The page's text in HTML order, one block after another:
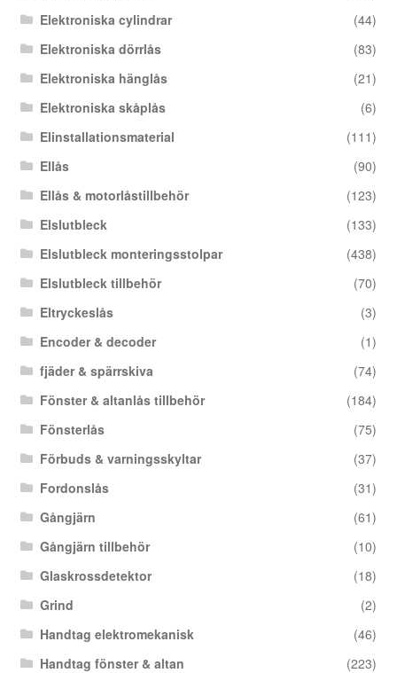
Elektroniska cylindrar
(44)
Elektroniska dörrlås
(83)
Elektroniska hänglås
(21)
Elektroniska skåplås
(6)
Elinstallationsmaterial
(111)
Ellås
(90)
Ellås & motorlåstillbehör
(123)
Elslutbleck
(133)
Elslutbleck monteringsstolpar
(438)
Elslutbleck tillbehör
(70)
Eltryckeslås
(3)
Encoder & decoder
(1)
fjäder & spärrskiva
(74)
Fönster & altanlås tillbehör
(184)
Fönsterlås
(75)
Förbuds & varningsskyltar
(37)
Fordonslås
(31)
Gångjärn
(61)
Gångjärn tillbehör
(10)
Glaskrossdetektor
(18)
Grind
(2)
Handtag elektromekanisk
(46)
Handtag fönster & altan
(223)